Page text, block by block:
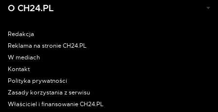
O CH24.PL
Redakcja
Reklama na stronie CH24.PL
W mediach
Kontakt
Polityka prywatności
Zasady korzystania z serwisu
Właściciel i finansowanie CH24.PL